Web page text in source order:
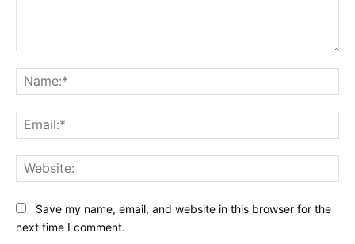
Save my name, email, and website in this browser for the
next time I comment.